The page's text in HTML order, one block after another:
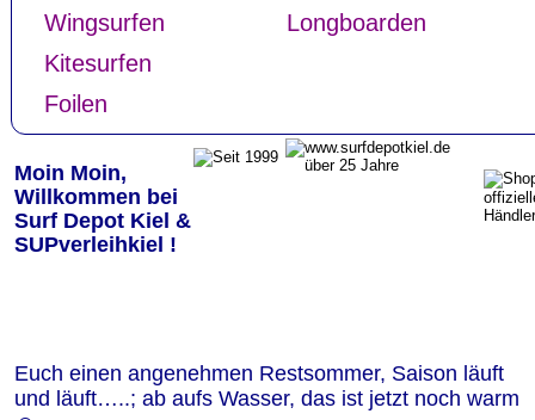
Wingsurfen
Longboarden
Kitesurfen
Foilen
Moin Moin,
Willkommen bei
Surf Depot Kiel &
SUPverleihkiel !
Euch einen angenehmen Restsommer, Saison läuft
und läuft…..; ab aufs Wasser, das ist jetzt noch warm